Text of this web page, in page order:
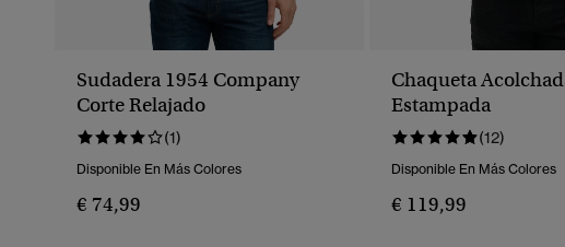
Sudadera 1954 Company
Corte Relajado
(1)
Disponible En Más Colores
€ 74,99
Chaqueta
Estampada
(12)
Disponible En Más Colores
€ 119,99